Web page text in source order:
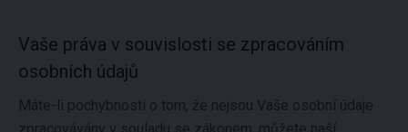
Vaše práva v souvislosti se zpracováním
osobních údajů
Máte-li pochybnosti o tom, že nejsou Vaše osobní údaje